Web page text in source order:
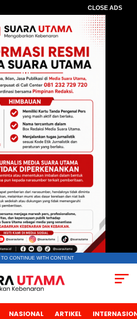
CLOSE ADS
CONTINUE WITH CONTENT
NASIONAL ARTIKEL